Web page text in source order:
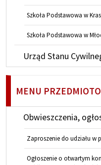
Szkoła Podstawowa w
Szkoła Podstawowa w
Urząd Stanu
MENU
Obwieszczenia,
Zaproszenie do udziału w
Ogłoszenie o otwartym